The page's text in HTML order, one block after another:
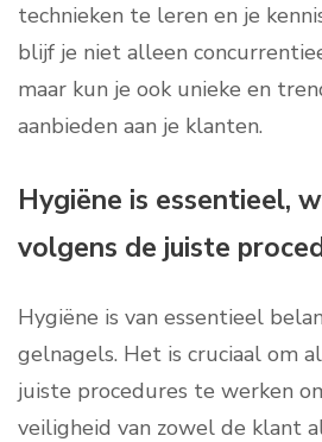
technieken te leren en je
blijf je niet alleen
maar kun je ook unieke en
aanbieden aan je klanten.
Hygiëne is essentieel,
volgens de juiste
Hygiëne is van essentieel
gelnagels. Het is cruciaal om
juiste procedures te werken
veiligheid van zowel de klant